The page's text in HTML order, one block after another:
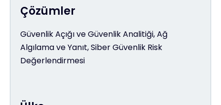
Çözümler
Güvenlik Açığı ve Güvenlik Analitiği, Ağ
Algılama ve Yanıt, Siber Güvenlik Risk
Değerlendirmesi